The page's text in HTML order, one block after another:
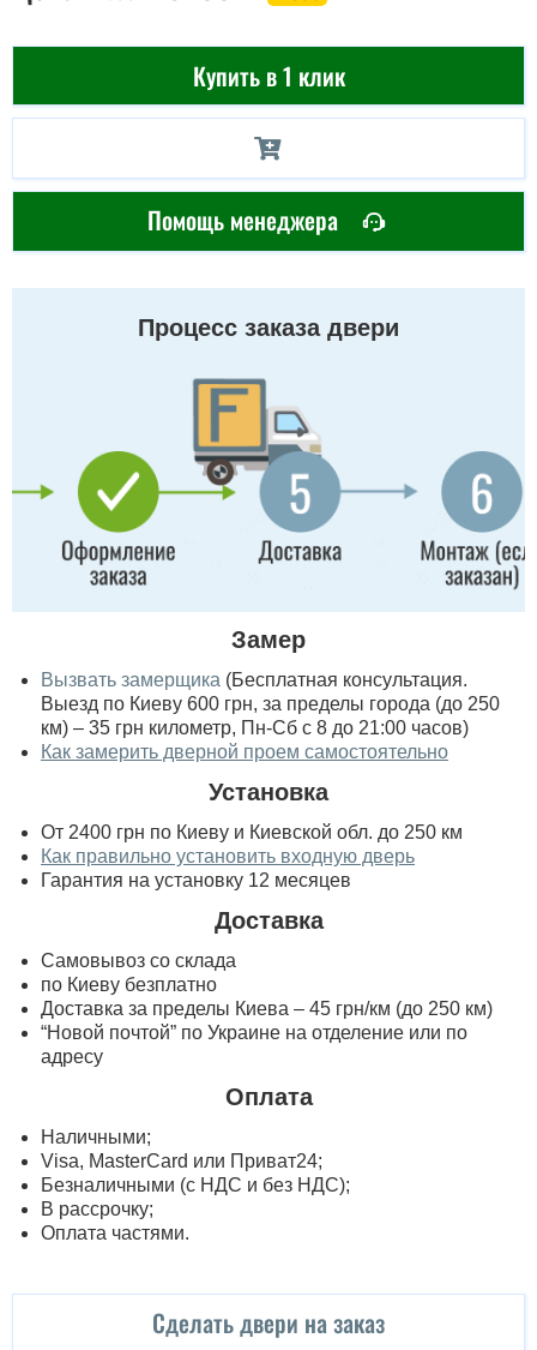
Купить в 1 клик
Помощь менеджера
Процесс заказа двери
Замер
Вызвать замерщика (Бесплатная консультация.
Выезд по Киеву 600 грн, за пределы города (до 250
км) – 35 грн километр, Пн-Сб с 8 до 21:00 часов)
Как замерить дверной проем самостоятельно
Установка
От 2400 грн по Киеву и Киевской обл. до 250 км
Как правильно установить входную дверь
Гарантия на установку 12 месяцев
Доставка
Самовывоз со склада
по Киеву безплатно
Доставка за пределы Киева – 45 грн/км (до 250 км)
“Новой почтой” по Украине на отделение или по
адресу
Оплата
Наличными;
Visa, MasterСard или Приват24;
Безналичными (с НДС и без НДС);
В рассрочку;
Оплата частями.
Сделать двери на заказ